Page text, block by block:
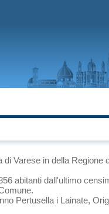
di Varese in della Regione
abitanti dall'ultimo
Pertusella i Lainate,